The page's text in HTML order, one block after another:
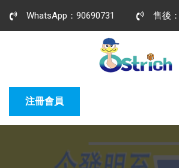
WhatsApp：90690731 售後
注冊會員